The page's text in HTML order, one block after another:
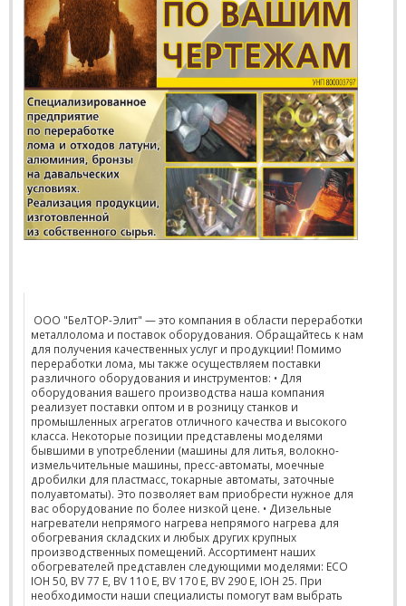
ООО "БелТОР-Элит" — это компания в области переработки
металлолома и поставок оборудования. Обращайтесь к нам
для получения качественных услуг и продукции! Помимо
переработки лома, мы также осуществляем поставки
различного оборудования и инструментов: • Для
оборудования вашего производства наша компания
реализует поставки оптом и в розницу станков и
промышленных агрегатов отличного качества и высокого
класса. Некоторые позиции представлены моделями
бывшими в употреблении (машины для литья, волокно-
измельчительные машины, пресс-автоматы, моечные
дробилки для пластмасс, токарные автоматы, заточные
полуавтоматы). Это позволяет вам приобрести нужное для
вас оборудование по более низкой цене. • Дизельные
нагреватели непрямого нагрева непрямого нагрева для
обогревания складских и любых других крупных
производственных помещений. Ассортимент наших
обогревателей представлен следующими моделями: ECO
IOH 50, BV 77 E, BV 110 E, BV 170 E, BV 290 E, IOH 25. При
необходимости наши специалисты помогут вам выбрать